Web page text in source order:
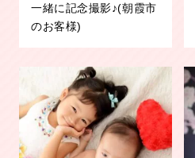
一緒に記念撮影♪(朝霞市
のお客様)